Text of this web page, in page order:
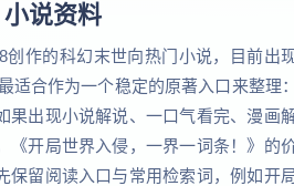
小说资料
作的科幻末世向热门小说，目前出
适合作为一个稳定的原著入口来整理
出现小说解说、一口气看完、漫画
开局世界入侵，一界一词条！》的
留阅读入口与常用检索词，例如开